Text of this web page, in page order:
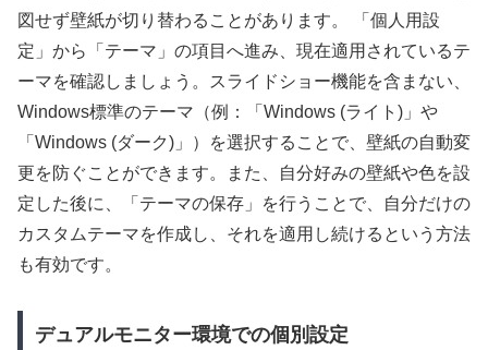
図せず壁紙が切り替わることがあります。 「個人用設
定」から「テーマ」の項目へ進み、現在適用されているテ
ーマを確認しましょう。スライドショー機能を含まない、
Windows標準のテーマ（例：「Windows (ライト)」や
「Windows (ダーク)」）を選択することで、壁紙の自動変
更を防ぐことができます。また、自分好みの壁紙や色を設
定した後に、「テーマの保存」を行うことで、自分だけの
カスタムテーマを作成し、それを適用し続けるという方法
も有効です。
デュアルモニター環境での個別設定